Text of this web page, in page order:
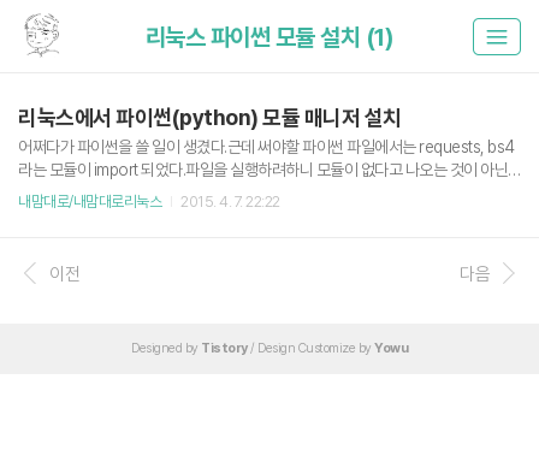
리눅스 파이썬 모듈 설치 (1)
리눅스에서 파이썬(python) 모듈 매니저 설치
어쩌다가 파이썬을 쓸 일이 생겼다.근데 써야할 파이썬 파일에서는 requests, bs4
라는 모듈이 import 되었다.파일을 실행하려하니 모듈이 없다고 나오는 것이 아닌
가? 없으면 어떡하지? 깔아줘야지. 그리고 구글신 접신해서 좀 찾아본 결과 윈도우
yum install python-pip 우분투 기반 sudo apt-get install python-pip 실행법은
sudo pip [옵션] 이다. 리눅스 시스템 상의 공용 라이브러리를 건드려야하므로 root
내맘대로/내맘대로리눅스 2015. 4. 7. 22:22
이전 다음
Designed by Tistory/ Design Customize by Yowu